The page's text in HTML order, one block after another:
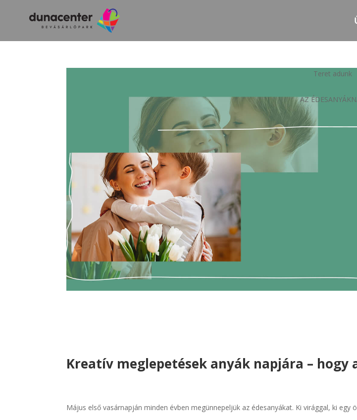
Teret adunk
AZ
Kreatív meglepetések anyák napjára –
Május első vasárnapján minden évben megünnepeljük az édesanyákat. Ki virággal, ki